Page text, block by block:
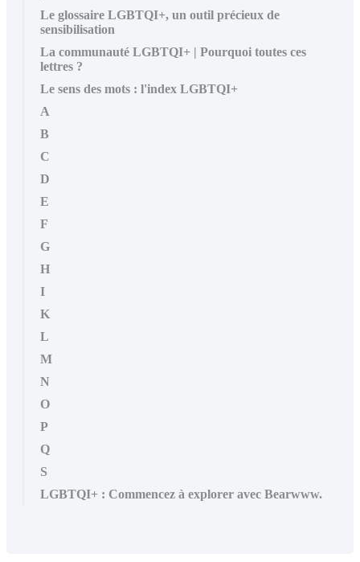
Le glossaire LGBTQI+, un outil précieux de
sensibilisation
La communauté LGBTQI+ | Pourquoi toutes ces
lettres ?
Le sens des mots : l'index LGBTQI+
A
B
C
D
E
F
G
H
I
K
L
M
N
O
P
Q
S
LGBTQI+ : Commencez à explorer avec Bearwww.